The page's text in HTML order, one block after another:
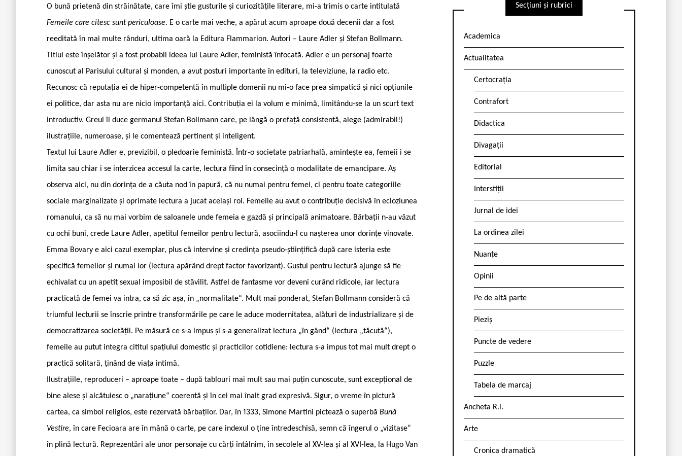
O bună prietenă din străinătate, care îmi știe gusturile și curiozitățile literare, mi-a trimis o carte intitulată
Femeile care citesc sunt periculoase. E o carte mai veche, a apărut acum aproape două decenii dar a fost
reeditată în mai multe rânduri, ultima oară la Editura Flammarion. Autori – Laure Adler și Stefan Bollmann.
Titlul este înșelător și a fost probabil ideea lui Laure Adler, feministă înfocată. Adler e un personaj foarte
cunoscut al Parisului cultural și monden, a avut posturi importante în edituri, la televiziune, la radio etc.
Recunosc că reputația ei de hiper-competentă în multiple domenii nu mi-o face prea simpatică și nici opțiunile
ei politice, dar asta nu are nicio importanță aici. Contribuția ei la volum e minimă, limitându-se la un scurt text
introductiv. Greul îl duce germanul Stefan Bollmann care, pe lângă o prefață consistentă, alege (admirabil!)
ilustrațiile, numeroase, și le comentează pertinent și inteligent.
Textul lui Laure Adler e, previzibil, o pledoarie feministă. Într-o societate patriarhală, amintește ea, femeii i se
limita sau chiar i se interzicea accesul la carte, lectura fiind în consecință o modalitate de emancipare. Aș
observa aici, nu din dorința de a căuta nod în papură, că nu numai pentru femei, ci pentru toate categoriile
sociale marginalizate și oprimate lectura a jucat același rol. Femeile au avut o contribuție decisivă în ecloziunea
romanului, ca să nu mai vorbim de saloanele unde femeia e gazdă și principală animatoare. Bărbații n-au văzut
cu ochi buni, crede Laure Adler, apetitul femeilor pentru lectură, asociindu-l cu nașterea unor dorințe vinovate.
Emma Bovary e aici cazul exemplar, plus că intervine și credința pseudo-științifică după care isteria este
specifică femeilor și numai lor (lectura apărând drept factor favorizant). Gustul pentru lectură ajunge să fie
echivalat cu un apetit sexual imposibil de stăvilit. Astfel de fantasme vor deveni curând ridicole, iar lectura
practicată de femei va intra, ca să zic așa, în „normalitate“. Mult mai ponderat, Stefan Bollmann consideră că
triumful lecturii se înscrie printre transformările pe care le aduce modernitatea, alături de industrializare și de
democratizarea societății. Pe măsură ce s-a impus și s-a generalizat lectura „în gând“ (lectura „tăcută“),
femeile au putut integra cititul spațiului domestic și practicilor cotidiene: lectura s-a impus tot mai mult drept o
practică solitară, ținând de viața intimă.
Ilustrațiile, reproduceri – aproape toate – după tablouri mai mult sau mai puțin cunoscute, sunt excepțional de
bine alese și alcătuiesc o „narațiune“ coerentă și în cel mai înalt grad expresivă. Sigur, o vreme în pictură
cartea, ca simbol religios, este rezervată bărbaților. Dar, în 1333, Simone Martini pictează o superbă Bună
Vestire, în care Fecioara are în mână o carte, pe care indexul o ține întredeschisă, semn că îngerul o „vizitase“
în plină lectură. Reprezentări ale unor personaje cu cărți întâlnim, în secolele al XV-lea și al XVI-lea, la Hugo Van
Secțiuni și rubrici
Academica
Actualitatea
Certocrația
Contrafort
Didactica
Divagații
Editorial
Interstiții
Jurnal de idei
La ordinea zilei
Nuanțe
Opinii
Pe de altă parte
Pieziș
Puncte de vedere
Puzzle
Tabela de marcaj
Ancheta R.l.
Arte
Cronica dramatică